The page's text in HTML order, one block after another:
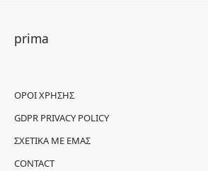
prima
ΌΡΟΙ ΧΡΉΣΗΣ
GDPR PRIVACY POLICY
ΣΧΕΤΙΚΆ ΜΕ ΕΜΆΣ
CONTACT